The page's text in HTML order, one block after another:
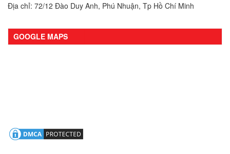
Địa chỉ: 72/12 Đào Duy Anh, Phú Nhuận, Tp Hồ Chí Minh
GOOGLE MAPS